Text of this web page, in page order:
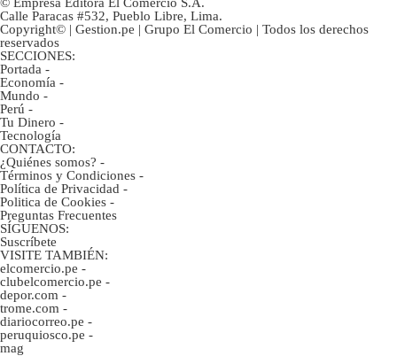
Calle Paracas #532, Pueblo Libre, Lima.
Copyright© | Gestion.pe | Grupo El Comercio | Todos los derechos
reservados
SECCIONES:
Portada -
Economía -
Mundo -
Perú -
Tu Dinero -
Tecnología
CONTACTO:
¿Quiénes somos? -
Términos y Condiciones -
Política de Privacidad -
Politica de Cookies -
Preguntas Frecuentes
SÍGUENOS:
Suscríbete
VISITE TAMBIÉN:
elcomercio.pe -
clubelcomercio.pe -
depor.com -
trome.com -
diariocorreo.pe -
peruquiosco.pe -
mag